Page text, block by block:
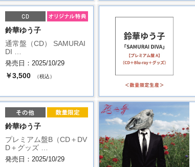
鈴華ゆう子
通常盤（CD） SAMURAI
DI …
発売日：2025/10/29
￥3,500 （税込）
鈴華ゆう子
プレミアム盤B（CD＋DV
D＋グッズ …
発売日：2025/10/29